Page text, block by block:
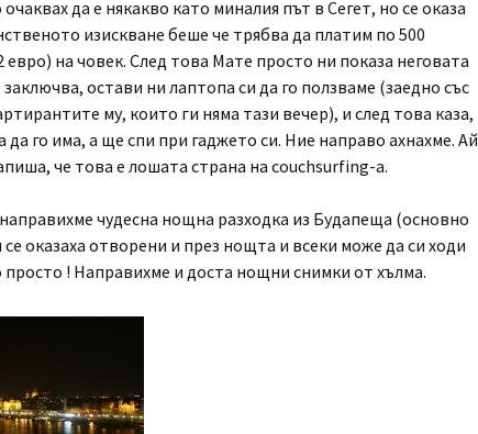
да е някакво като миналия път в Сегет, но се оказа
изискване беше че трябва да платим по 500
на човек. След това Мате просто ни показа неговата
заключва, остави ни лаптопа си да го ползваме (заедно със
му, които ги няма тази вечер), и след това каза,
да го има, а ще спи при гаджето си. Ние направо ахнахме. Ай
че това е лошата страна на couchsurfing-а.
чудесна нощна разходка из Будапеща (основно
оказаха отворени и през нощта и всеки може да си ходи
просто ! Направихме и доста нощни снимки от хълма.